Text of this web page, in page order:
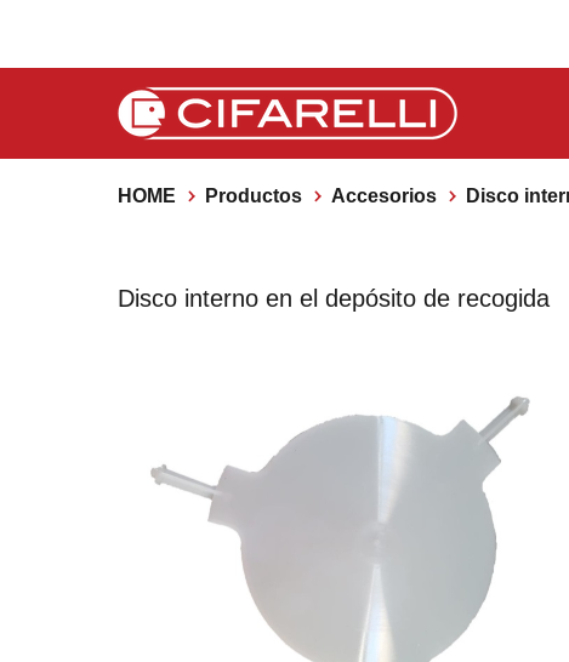
HOME Productos Accesorios Disco
Disco interno en el depósito de recogida